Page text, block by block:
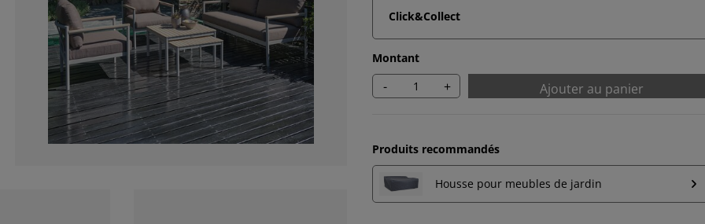
Click&Collect
Montant
- + Ajouter au panier
Produits recommandés
Housse pour meubles de jardin